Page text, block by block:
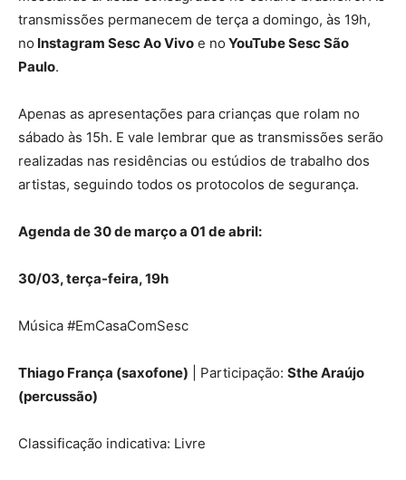
transmissões permanecem de terça a domingo, às 19h,
no Instagram Sesc Ao Vivo e no YouTube Sesc São
Paulo.
Apenas as apresentações para crianças que rolam no
sábado às 15h. E vale lembrar que as transmissões serão
realizadas nas residências ou estúdios de trabalho dos
artistas, seguindo todos os protocolos de segurança.
Agenda de 30 de março a 01 de abril:
30/03, terça-feira, 19h
Música #EmCasaComSesc
Thiago França (saxofone) | Participação: Sthe Araújo
(percussão)
Classificação indicativa: Livre